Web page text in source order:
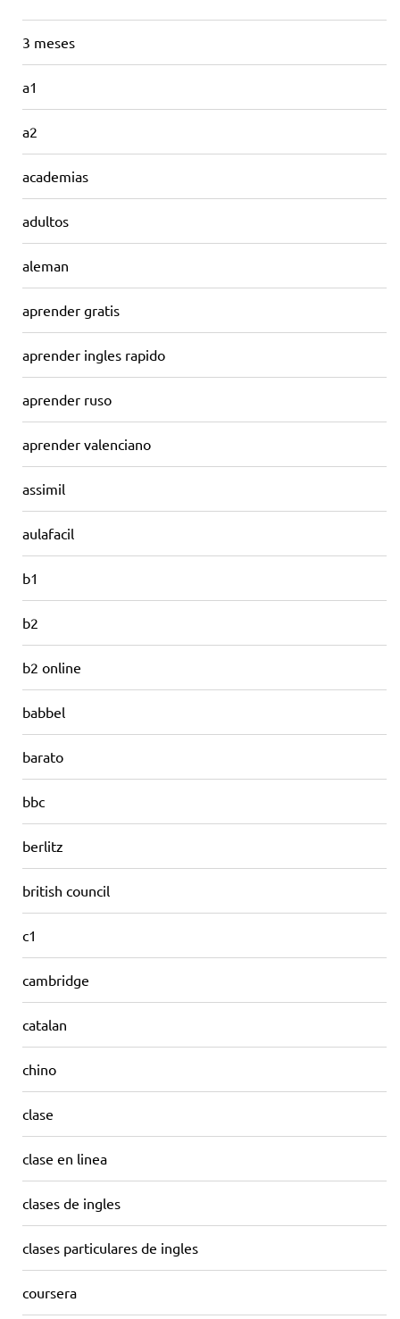
3 meses
a1
a2
academias
adultos
aleman
aprender gratis
aprender ingles rapido
aprender ruso
aprender valenciano
assimil
aulafacil
b1
b2
b2 online
babbel
barato
bbc
berlitz
british council
c1
cambridge
catalan
chino
clase
clase en linea
clases de ingles
clases particulares de ingles
coursera